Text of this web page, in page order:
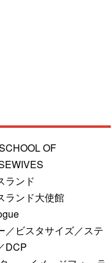
OF
ランド
ランド大使館
／ビスタサイズ／ステ
DCP